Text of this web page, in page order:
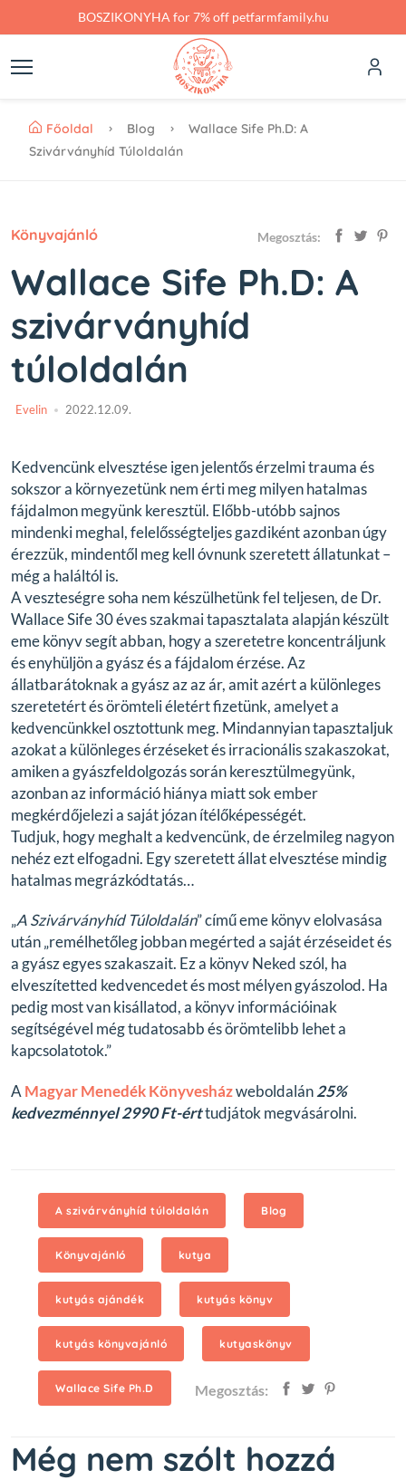
Skip to main contentBOSZIKONYHA for 7% off petfarmfamily.hu
Főoldal Blog
Wallace Sife Ph.D: A
Szivárványhíd Túloldalán
Könyvajánló Megosztás:
Wallace Sife Ph.D: A
szivárványhíd
túloldalán
Evelin 2022.12.09.
Kedvencünkelvesztéseigen jelentősérzelmitrauma és
sokszor a környezetünk nem érti meg milyen hatalmas
fájdalmon megyünk keresztül. Előbb-utóbb sajnos
mindenki meghal, felelősségteljes gazdiként azonban úgy
érezzük, mindentől meg kell óvnunk szeretett állatunkat –
még a haláltól is.
A veszteségre soha nem készülhetünk fel teljesen, deDr.
Wallace Sife30 éves szakmai tapasztalata alapján készült
eme könyv segít abban, hogy a szeretetre koncentráljunk
és enyhüljön a gyász és a fájdalom érzése. Az
állatbarátoknaka gyász az az ár, amit azért a különleges
szeretetért és örömteli életért fizetünk, amelyet a
kedvencünkkel osztottunk meg. Mindannyian tapasztaljuk
azokat a különleges érzéseket és irracionális szakaszokat,
amiken a gyászfeldolgozás során keresztülmegyünk,
azonban az információ hiánya miatt sok ember
megkérdőjelezi a saját józan ítélőképességét.
Tudjuk, hogy meghalt a kedvencünk, de érzelmileg nagyon
nehéz ezt elfogadni. Egy szeretett állat elvesztése mindig
hatalmas megrázkódtatás…
„A Szivárványhíd Túloldalán” című eme könyv elolvasása
után„remélhetőleg jobban megérted a saját érzéseidet és
a gyász egyes szakaszait. Ez a könyv Neked szól, ha
elveszítetted kedvencedet és most mélyen gyászolod. Ha
pedig most van kisállatod, a könyv információinak
segítségével még tudatosabb és örömtelibb lehet a
kapcsolatotok.”
A Magyar Menedék Könyvesházweboldalán25%
kedvezménnyel 2990 Ft-érttudjátok megvásárolni.
A szivárványhíd túloldalán Blog
Könyvajánló kutya
kutyás ajándék kutyás könyv
kutyás könyvajánló kutyaskönyv
Wallace Sife Ph.D Megosztás:
Még nem szólt hozzá